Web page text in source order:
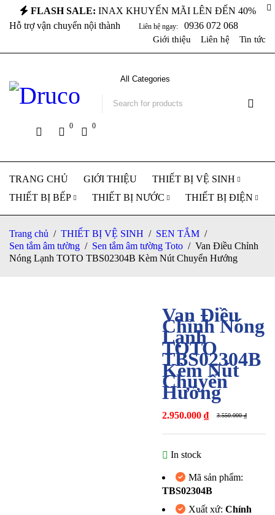
Liên hệ ngay: 0936 072 068
Hỗ trợ vận chuyển nội thành
FLASH SALE: INAX KHUYẾN MÃI LÊN ĐẾN 40%
Giới thiệu Liên hệ Tin tức
0 0
TRANG CHỦ GIỚI THIỆU
THIẾT BỊ VỆ SINH
THIẾT BỊ BẾP
THIẾT BỊ NƯỚC THIẾT BỊ ĐIỆN
Trang chủ / THIẾT BỊ VỆ SINH / SEN TẮM /
Sen tắm âm tường / Sen tắm âm tường Toto / Van Điều Chỉnh
Nóng Lạnh TOTO TBS02304B Kèm Nút Chuyển Hướng
Van Điều
Chỉnh Nóng
Lạnh
TOTO
TBS02304B
Kèm Nút
Chuyển
Hướng
3.550.000₫
2.950.000 ₫
In stock
Mã sản phẩm:
TBS02304B
Xuất xứ: Chính